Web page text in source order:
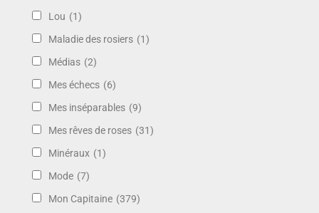
Lou (1)
Maladie des rosiers (1)
Médias (2)
Mes échecs (6)
Mes inséparables (9)
Mes rêves de roses (31)
Minéraux (1)
Mode (7)
Mon Capitaine (379)